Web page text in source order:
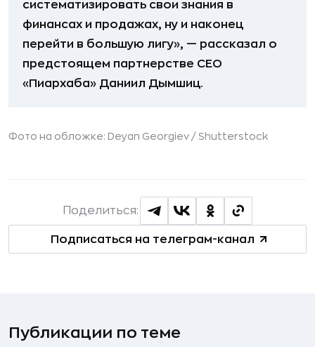
систематизировать свои знания в
финансах и продажах, ну и наконец
перейти в большую лигу», — рассказал о
предстоящем партнерстве СEO
«Пиархаба» Даниил Дымшиц.
Фото на обложке: Deyan Georgiev / Shutterstock
Подписаться на телеграм-канал
Поделиться:
Публикации по теме